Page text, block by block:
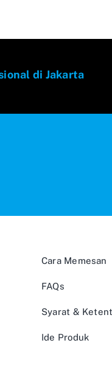
di Jakarta
Cara Memesan
FAQs
Syarat &
Ide Produk